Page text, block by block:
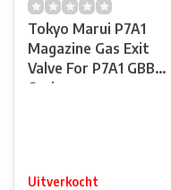
Tokyo Marui P7A1
Magazine Gas Exit
Valve For P7A1 GBB
Series
Uitverkocht